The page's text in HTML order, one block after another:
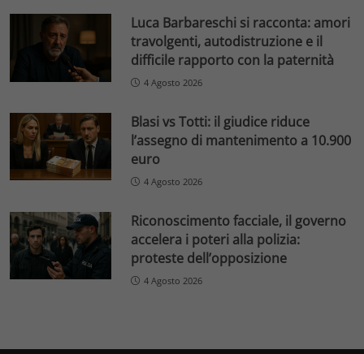
Luca Barbareschi si racconta: amori
travolgenti, autodistruzione e il
difficile rapporto con la paternità
4 Agosto 2026
Blasi vs Totti: il giudice riduce
l’assegno di mantenimento a 10.900
euro
4 Agosto 2026
Riconoscimento facciale, il governo
accelera i poteri alla polizia:
proteste dell’opposizione
4 Agosto 2026